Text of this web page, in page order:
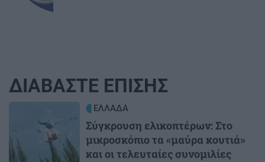
ΔΙΑΒΑΣΤΕ ΕΠΙΣΗΣ
ΕΛΛΑΔΑ
Σύγκρουση ελικοπτέρων: Στο
μικροσκόπιο τα «μαύρα κουτιά»
και οι τελευταίες συνομιλίες